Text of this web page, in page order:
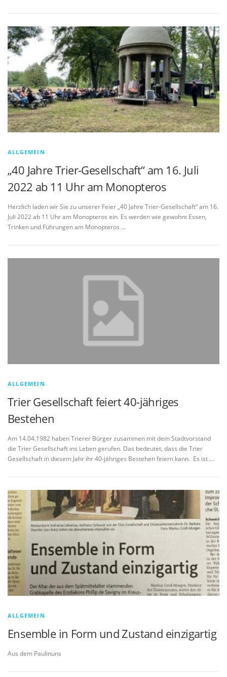
ALLGEMEIN
„40 Jahre Trier-Gesellschaft“ am 16. Juli
2022 ab 11 Uhr am Monopteros
Herzlich laden wir Sie zu unserer Feier „40 Jahre Trier-Gesellschaft“ am 16.
Juli 2022 ab 11 Uhr am Monopteros ein. Es werden wie gewohnt Essen,
Trinken und Führungen am Monopteros …
ALLGEMEIN
Trier Gesellschaft feiert 40-jähriges
Bestehen
Am 14.04.1982 haben Trierer Bürger zusammen mit dem Stadtvorstand
die Trier Gesellschaft ins Leben gerufen. Das bedeutet, dass die Trier
Gesellschaft in diesem Jahr ihr 40-jähriges Bestehen feiern kann. Es ist …
ALLGEMEIN
Ensemble in Form und Zustand einzigartig
Aus dem Paulinuns